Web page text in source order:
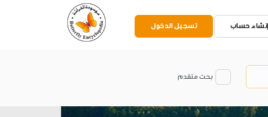
إنشاء حساب تسجيل الدخول
بحث متقدم